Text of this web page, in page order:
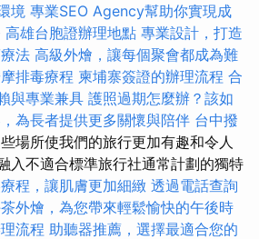
境 專業SEO Agency幫助你實現成
高雄台胞證辦理地點 專業設計，打造
法 高級外燴，讓每個聚會都成為難
排毒療程 柬埔寨簽證的辦理流程 合
與專業兼具 護照過期怎麼辦？該如
為長者提供更多關懷與陪伴 台中撥
場所使我們的旅行更加有趣和令人
入不適合標準旅行社通常計劃的獨特
程，讓肌膚更加細緻 透過電話查詢
外燴，為您帶來輕鬆愉快的午後時
流程 助聽器推薦，選擇最適合您的